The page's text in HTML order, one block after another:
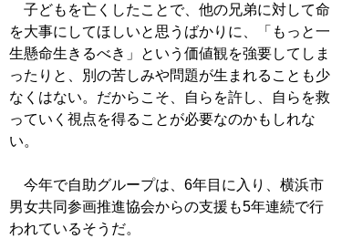
子どもを亡くしたことで、他の兄弟に対して命
を大事にしてほしいと思うばかりに、「もっと一
生懸命生きるべき」という価値観を強要してしま
ったりと、別の苦しみや問題が生まれることも少
なくはない。だからこそ、自らを許し、自らを救
っていく視点を得ることが必要なのかもしれな
い。
今年で自助グループは、6年目に入り、横浜市
男女共同参画推進協会からの支援も5年連続で行
われているそうだ。